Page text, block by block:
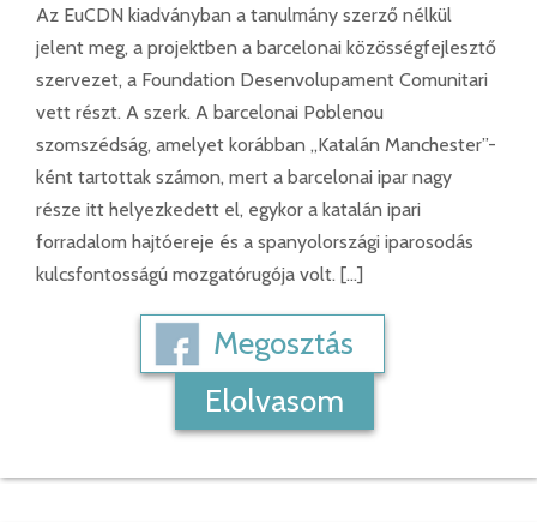
Az EuCDN kiadványban a tanulmány szerző nélkül
jelent meg, a projektben a barcelonai közösségfejlesztő
szervezet, a Foundation Desenvolupament Comunitari
vett részt. A szerk. A barcelonai Poblenou
szomszédság, amelyet korábban „Katalán Manchester”-
ként tartottak számon, mert a barcelonai ipar nagy
része itt helyezkedett el, egykor a katalán ipari
forradalom hajtóereje és a spanyolországi iparosodás
kulcsfontosságú mozgatórugója volt. […]
Megosztás
Elolvasom